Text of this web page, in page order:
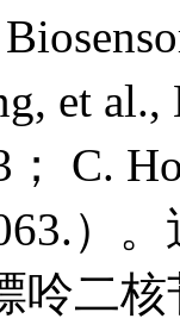
et
； C.
）
呤二